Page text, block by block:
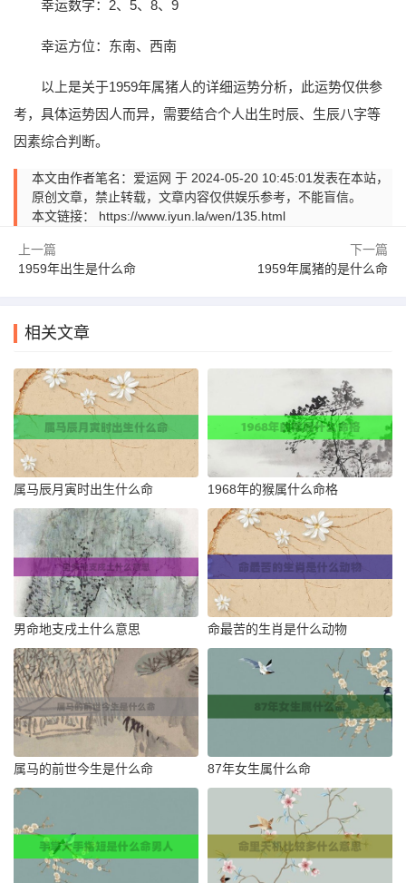
幸运数字：2、5、8、9
幸运方位：东南、西南
以上是关于1959年属猪人的详细运势分析，此运势仅供参
考，具体运势因人而异，需要结合个人出生时辰、生辰八字等
因素综合判断。
本文由作者笔名：爱运网 于 2024-05-20 10:45:01发表在本站，
原创文章，禁止转载，文章内容仅供娱乐参考，不能盲信。
本文链接： https://www.iyun.la/wen/135.html
上一篇
1959年出生是什么命
下一篇
1959年属猪的是什么命
相关文章
属马辰月寅时出生什么命 1968年的猴属什么命格
男命地支戌土什么意思 命最苦的生肖是什么动物
属马的前世今生是什么命 87年女生属什么命